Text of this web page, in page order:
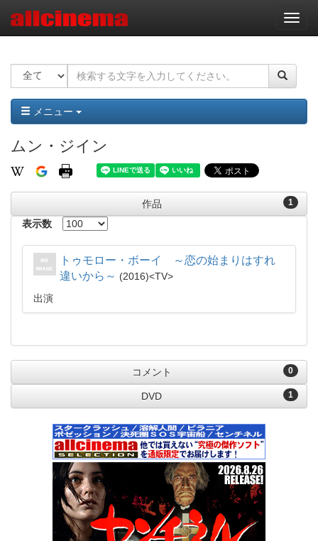
ナ
ビ
ー
ョ
ン
メニュー
ムン・ジイン
1
作品
表示数
トゥモロー・ボーイ ～恋の始まりはすれ
違いから～
2016
TV
出演
0
コメント
1
DVD